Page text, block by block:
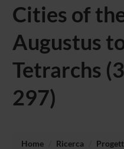
Cities of
Augustus
Tetrarchs
297)
Home Ricerca